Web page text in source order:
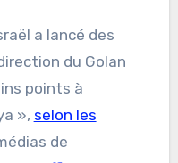
a lancé des
du Golan
points à
», selon les
de